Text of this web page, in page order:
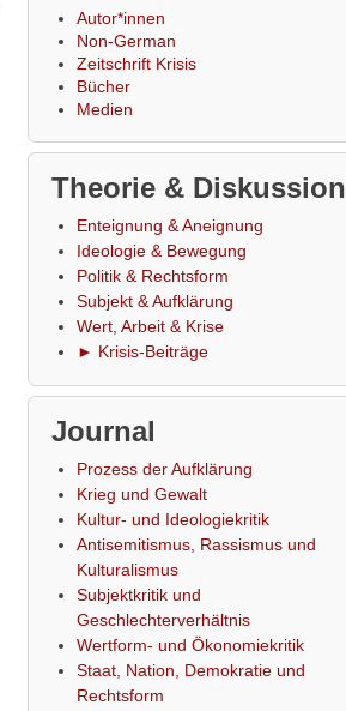
Autor*innen
Non-German
Zeitschrift Krisis
Bücher
Medien
Theorie & Diskussion
Enteignung & Aneignung
Ideologie & Bewegung
Politik & Rechtsform
Subjekt & Aufklärung
Wert, Arbeit & Krise
► Krisis-Beiträge
Journal
Prozess der Aufklärung
Krieg und Gewalt
Kultur- und Ideologiekritik
Antisemitismus, Rassismus und
Kulturalismus
Subjektkritik und
Geschlechterverhältnis
Wertform- und Ökonomiekritik
Staat, Nation, Demokratie und
Rechtsform